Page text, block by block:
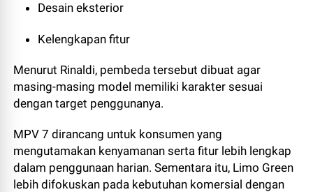
Desain eksterior
Kelengkapan fitur
Menurut Rinaldi, pembeda tersebut dibuat agar
masing-masing model memiliki karakter sesuai
dengan target penggunanya.
MPV 7 dirancang untuk konsumen yang
mengutamakan kenyamanan serta fitur lebih lengkap
dalam penggunaan harian. Sementara itu, Limo Green
lebih difokuskan pada kebutuhan komersial dengan